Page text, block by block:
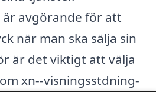
avgörande för att
när man ska sälja sin
är det viktigt att välja
xn--visningsstdning-